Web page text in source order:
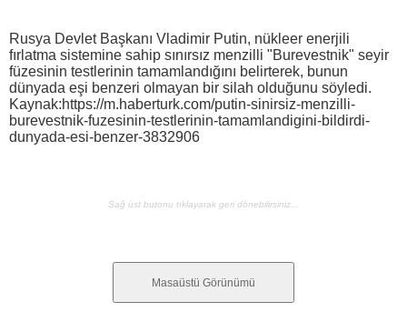
Rusya Devlet Başkanı Vladimir Putin, nükleer enerjili
fırlatma sistemine sahip sınırsız menzilli "Burevestnik" seyir
füzesinin testlerinin tamamlandığını belirterek, bunun
dünyada eşi benzeri olmayan bir silah olduğunu söyledi.
Kaynak:https://m.haberturk.com/putin-sinirsiz-menzilli-
burevestnik-fuzesinin-testlerinin-tamamlandigini-bildirdi-
dunyada-esi-benzer-3832906
Sağ üst butonu tıklayarak geri dönebilirsiniz...